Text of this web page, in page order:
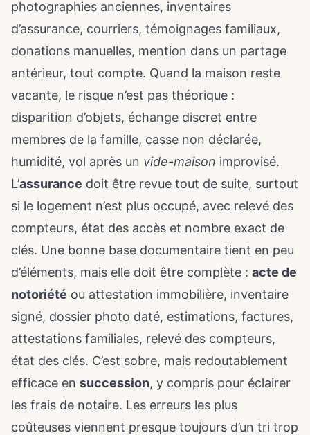
photographies anciennes, inventaires
d’assurance, courriers, témoignages familiaux,
donations manuelles, mention dans un partage
antérieur, tout compte. Quand la maison reste
vacante, le risque n’est pas théorique :
disparition d’objets, échange discret entre
membres de la famille, casse non déclarée,
humidité, vol après un vide-maison improvisé.
L’assurance doit être revue tout de suite, surtout
si le logement n’est plus occupé, avec relevé des
compteurs, état des accès et nombre exact de
clés. Une bonne base documentaire tient en peu
d’éléments, mais elle doit être complète : acte de
notoriété ou attestation immobilière, inventaire
signé, dossier photo daté, estimations, factures,
attestations familiales, relevé des compteurs,
état des clés. C’est sobre, mais redoutablement
efficace en succession, y compris pour éclairer
les frais de notaire. Les erreurs les plus
coûteuses viennent presque toujours d’un tri trop